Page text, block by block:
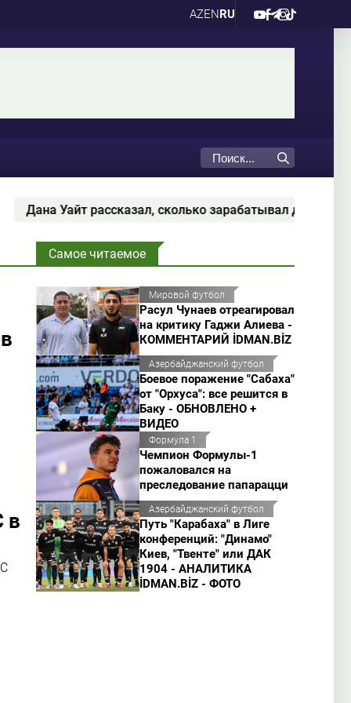
AZENRU
зарабатывал до покупки UFC ФИФА
в
Самое читаемое
Мировой футбол
Расул Чунаев отреагировал
на критику Гаджи Алиева -
КОММЕНТАРИЙ İDMAN.BİZ
Азербайджанский футбол
Боевое поражение "Сабаха"
от "Орхуса": все решится в
Баку - ОБНОВЛЕНО +
ВИДЕО
Формула 1
Чемпион Формулы-1
пожаловался на
преследование папарацци
Азербайджанский футбол
Путь "Карабаха" в Лиге
конференций: "Динамо"
Киев, "Твенте" или ДАК
1904 - АНАЛИТИКА
İDMAN.BİZ - ФОТО